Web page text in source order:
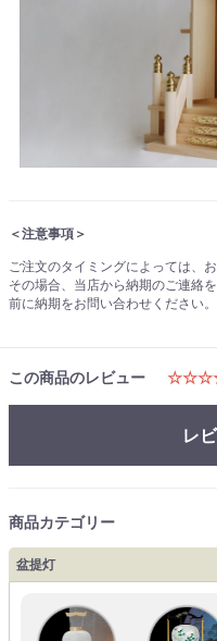
＜注意事項＞
ご注文のタイミングによっては、
その場合、当店から納期のご連絡
前に納期をお問い合わせください。
この商品のレビュー
レ
商品カテゴリー
盆提灯